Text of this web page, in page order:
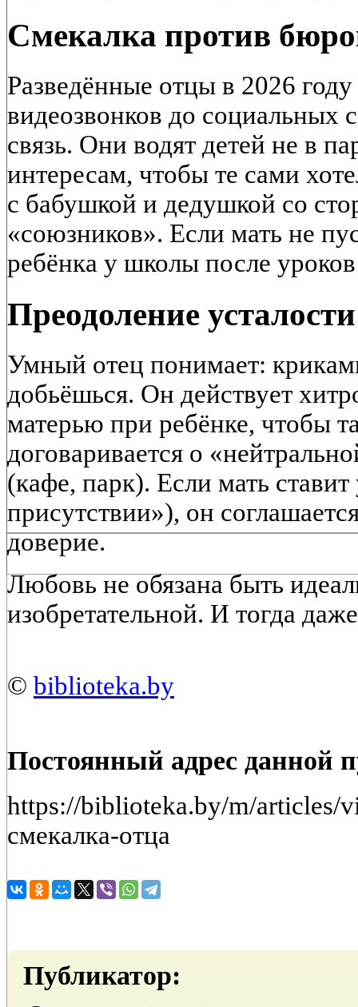
Смекалка против
Разведённые отцы в 2026
видеозвонков до социальных
связь. Они водят детей не в
интересам, чтобы те сами
с бабушкой и дедушкой со
«союзников». Если мать не
ребёнка у школы после
Преодоление усталости
Умный отец понимает:
добьёшься. Он действует
матерью при ребёнке, чтобы
договаривается о
(кафе, парк). Если мать
присутствии»), он
доверие.
Любовь не обязана быть
изобретательной. И тогда
© biblioteka.by
Постоянный адрес данной
https://biblioteka.by/m/
смекалка-отца
Публикатор: